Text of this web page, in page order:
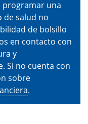
programar una
de salud no
de bolsillo
en contacto con
y
Si no cuenta con
sobre
.